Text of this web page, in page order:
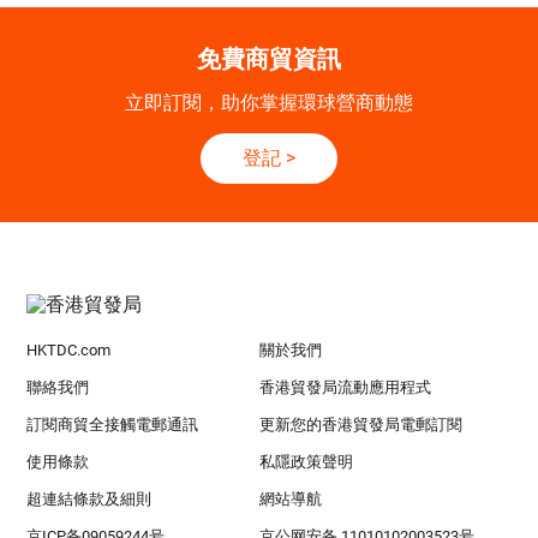
免費商貿資訊
立即訂閱，助你掌握環球營商動態
登記 >
HKTDC.com 關於我們
聯絡我們 香港貿發局流動應用程式
訂閱商貿全接觸電郵通訊 更新您的香港貿發局電郵訂閱
使用條款 私隱政策聲明
超連結條款及細則 網站導航